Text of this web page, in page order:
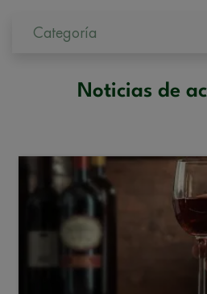
Categoría
Noticias de